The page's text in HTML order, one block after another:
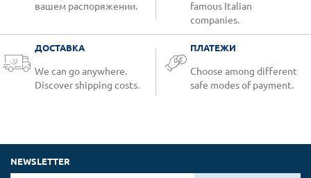
вашем распоряжении.
famous Italian
companies.
ДОСТАВКА
We can go anywhere.
Discover shipping costs.
ПЛАТЕЖИ
Choose among different
safe modes of payment.
NEWSLETTER